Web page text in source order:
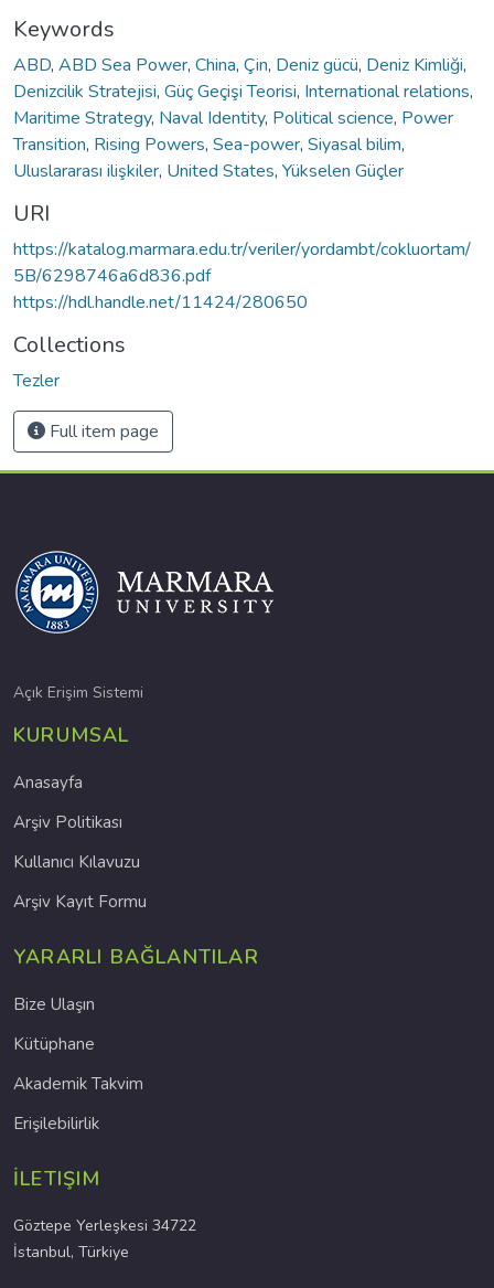
Keywords
ABD, ABD Sea Power, China, Çin, Deniz gücü, Deniz Kimliği,
Denizcilik Stratejisi, Güç Geçişi Teorisi, International relations,
Maritime Strategy, Naval Identity, Political science, Power
Transition, Rising Powers, Sea-power, Siyasal bilim,
Uluslararası ilişkiler, United States, Yükselen Güçler
URI
https://katalog.marmara.edu.tr/veriler/yordambt/cokluortam/
5B/6298746a6d836.pdf
https://hdl.handle.net/11424/280650
Collections
Tezler
Full item page
Açık Erişim Sistemi
KURUMSAL
Anasayfa
Arşiv Politikası
Kullanıcı Kılavuzu
Arşiv Kayıt Formu
YARARLI BAĞLANTILAR
Bize Ulaşın
Kütüphane
Akademik Takvim
Erişilebilirlik
İLETIŞIM
Göztepe Yerleşkesi 34722
İstanbul, Türkiye